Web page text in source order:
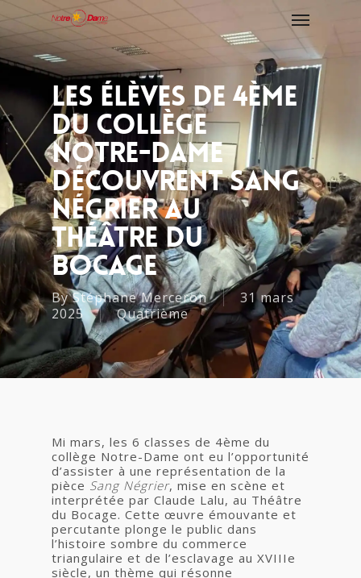
Les Élèves De 4ème
Du Collège
Notre-Dame
Découvrent Sang
Négrier Au
Théâtre Du
Bocage
ByStéphane Merceron
31 mars
2025
Quatrième
Mi mars, les 6 classes de 4ème du
collège Notre-Dame ont eu l’opportunité
d’assister à une représentation de la
pièce Sang Négrier, mise en scène et
interprétée par Claude Lalu, au Théâtre
du Bocage. Cette œuvre émouvante et
percutante plonge le public dans
l’histoire sombre du commerce
triangulaire et de l’esclavage au XVIIIe
siècle, un thème qui résonne